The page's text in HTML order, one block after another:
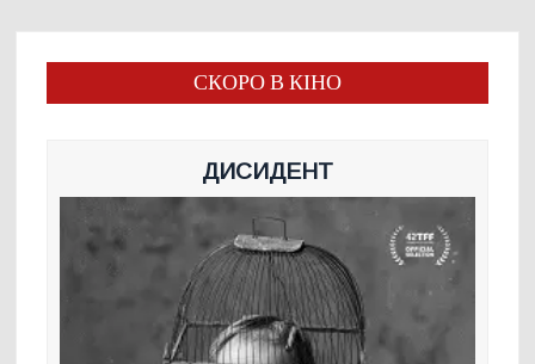
СКОРО В КІНО
ДИСИДЕНТ